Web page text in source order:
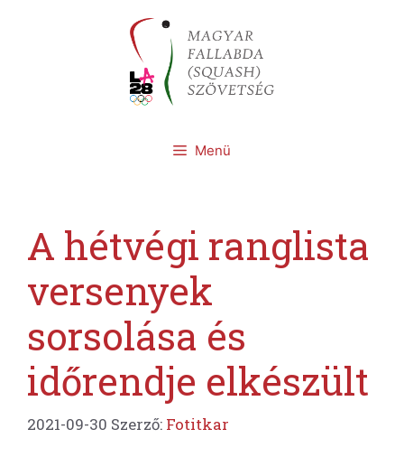
Menü
A hétvégi ranglista
versenyek
sorsolása és
időrendje elkészült
2021-09-30 Szerző: Fotitkar